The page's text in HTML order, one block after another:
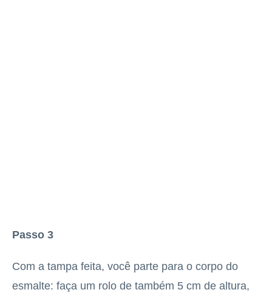
Passo 3
Com a tampa feita, você parte para o corpo do
esmalte: faça um rolo de também 5 cm de altura,